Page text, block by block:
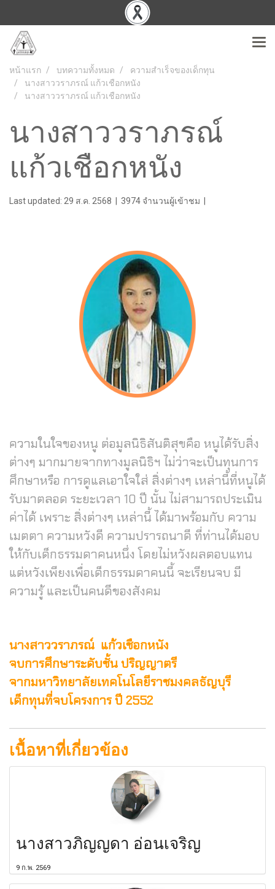
หน้าแรก บทความทั้งหมด
ความสำเร็จของเด็กทุน
นางสาววราภรณ์ แก้วเชือกหนัง
นางสาววราภรณ์ แก้วเชือกหนัง
นางสาววราภรณ์
แก้วเชือกหนัง
Last updated: 29 ส.ค. 2568 3974 จำนวนผู้เข้าชม
ความในใจของหนู ต่อมูลนิธิสันติสุขคือ หนูได้รับสิ่ง
ต่างๆ มากมายจากทางมูลนิธิฯ ไม่ว่าจะเป็นทุนการ
ศึกษาหรือ การดูแลเอาใจใส่ สิ่งต่างๆ เหล่านี้ที่หนูได้
รับมาตลอด ระยะเวลา 10 ปี นั้น ไม่สามารถประเมิน
ค่าได้ เพราะ สิ่งต่างๆ เหล่านี้ ได้มาพร้อมกับ ความ
เมตตา ความหวังดี ความปรารถนาดี ที่ท่านได้มอบ
ให้กับเด็กธรรมดาคนหนึ่ง โดยไม่หวังผลตอบแทน
แต่หวังเพียงเพื่อเด็กธรรมดาคนนี้ จะเรียนจบ มี
ความรู้ และเป็นคนดีของสังคม
นางสาววราภรณ์ แก้วเชือกหนัง
จบการศึกษาระดับชั้น ปริญญาตรี
จากมหาวิทยาลัยเทคโนโลยีราชมงคลธัญบุรี
เด็กทุนที่จบโครงการ ปี 2552
เนื้อหาที่เกี่ยวข้อง
นางสาวภิญญดา อ่อนเจริญ
9 ก.พ. 2569